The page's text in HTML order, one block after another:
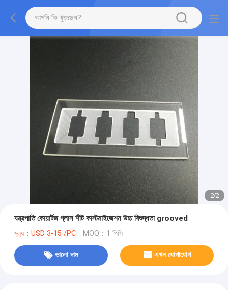
2/2
যন্ত্রপাতি কোয়ার্টজ গ্লাস শীট কাস্টমাইজেশন উচ্চ বিশুদ্ধতা grooved
মূল্য：USD 3-15 /PC MOQ：1 পিসি
ভালো দাম এখন যোগাযোগ